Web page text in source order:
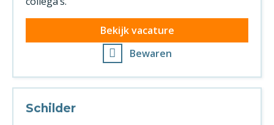
Bekijk vacature
Bewaren
Schilder